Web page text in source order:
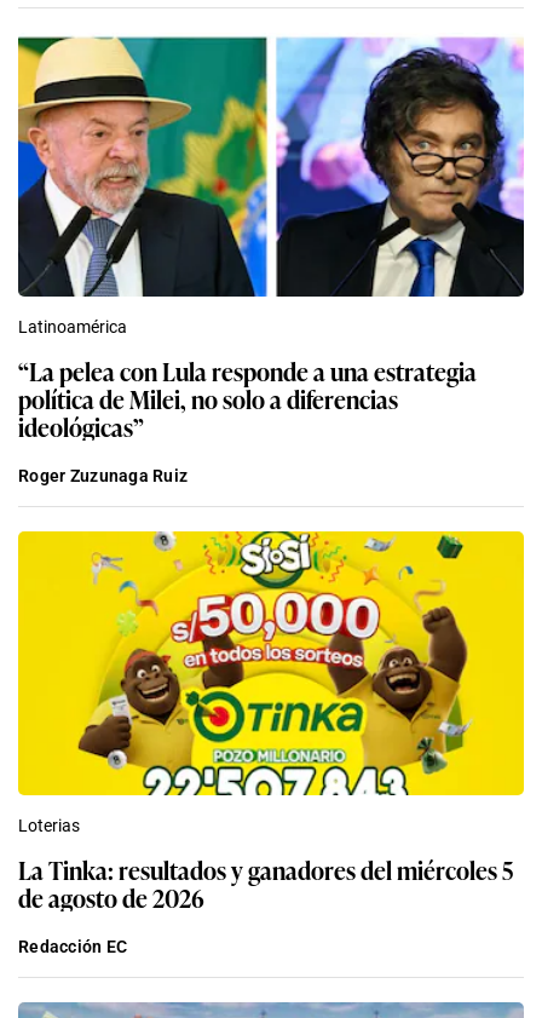
Latinoamérica
“La pelea con Lula responde a una estrategia
política de Milei, no solo a diferencias
ideológicas”
Roger Zuzunaga Ruiz
Loterias
La Tinka: resultados y ganadores del miércoles 5
de agosto de 2026
Redacción EC